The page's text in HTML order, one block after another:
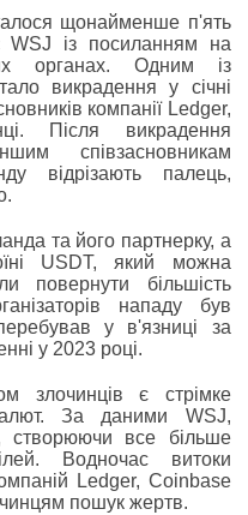
щонайменше п'ять
WSJ із посиланням на
органах. Одним із
викрадення у січні
компанії Ledger,
Після викрадення
співзасновникам
відрізають палець,
та його партнерку, а
USDT, який можна
повернути більшість
нападу був
у в'язниці за
у 2023 році.
злочинців є стрімке
За даними WSJ,
створюючи все більше
Водночас витоки
Ledger, Coinbase
пошук жертв.